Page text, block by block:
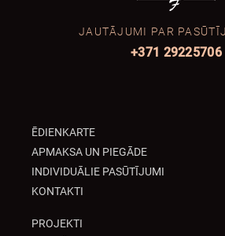
JAUTĀJUMI PAR
+371 29225706
ĒDIENKARTE
APMAKSA UN PIEGĀDE
INDIVIDUĀLIE PASŪTĪJUMI
KONTAKTI
PROJEKTI